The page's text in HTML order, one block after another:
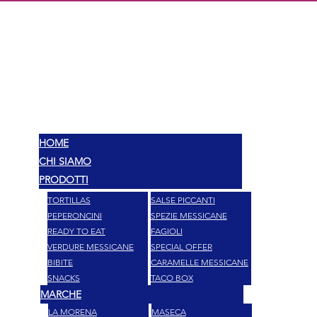
HOME
CHI SIAMO
PRODOTTI
TORTILLAS
PEPERONCINI
READY TO EAT
VERDURE MESSICANE
BIBITE
SNACKS
SALSE PICCANTI
SPEZIE MESSICANE
FAGIOLI
SPECIAL OFFER
CARAMELLE MESSICANE
TACO BOX
MARCHE
LA MORENA
MASECA